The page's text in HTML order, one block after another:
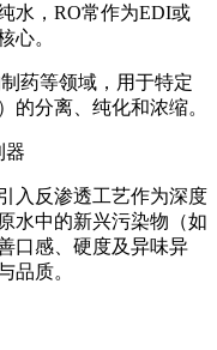
水，RO常作为EDI或
心。
药等领域，用于特定
的分离、纯化和浓缩。
器
入反渗透工艺作为深度
水中的新兴污染物（如
口感、硬度及异味异
品质。